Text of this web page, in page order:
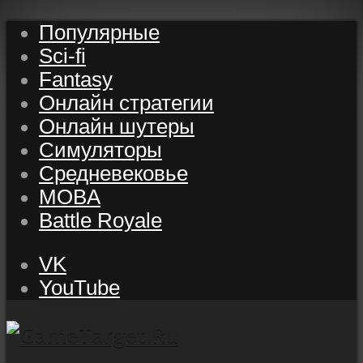
Популярные
Sci-fi
Fantasy
Онлайн стратегии
Онлайн шутеры
Симуляторы
Средневековье
MOBA
Battle Royale
VK
YouTube